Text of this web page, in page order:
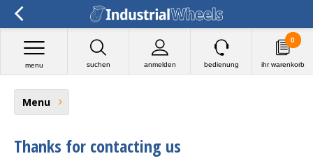
suchen anmelden
menu bedienung ihr warenkorb
0
Menu
Thanks for contacting us